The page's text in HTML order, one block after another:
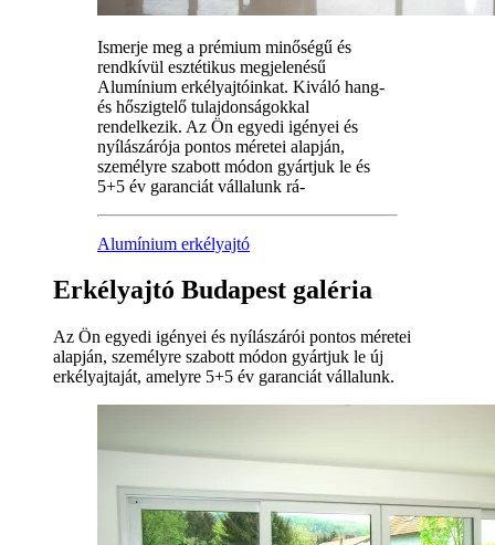
Ismerje meg a prémium minőségű és
rendkívül esztétikus megjelenésű
Alumínium erkélyajtóinkat. Kiváló hang-
és hőszigtelő tulajdonságokkal
rendelkezik. Az Ön egyedi igényei és
nyílászárója pontos méretei alapján,
személyre szabott módon gyártjuk le és
5+5 év garanciát vállalunk rá-
Alumínium erkélyajtó
Erkélyajtó Budapest galéria
Az Ön egyedi igényei és nyílászárói pontos méretei
alapján, személyre szabott módon gyártjuk le új
erkélyajtaját, amelyre 5+5 év garanciát vállalunk.